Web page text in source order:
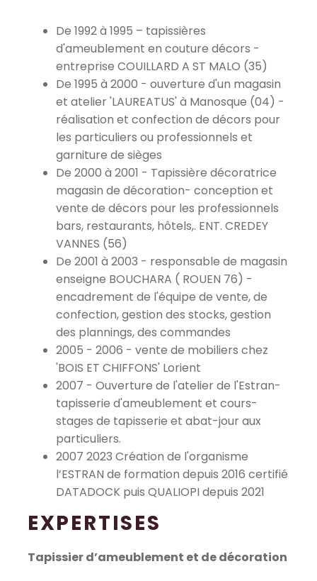
De 1992 à 1995 – tapissières
d'ameublement en couture décors -
entreprise COUILLARD A ST MALO (35)
De 1995 à 2000 - ouverture d'un magasin
et atelier 'LAUREATUS' à Manosque (04) -
réalisation et confection de décors pour
les particuliers ou professionnels et
garniture de sièges
De 2000 à 2001 - Tapissière décoratrice
magasin de décoration- conception et
vente de décors pour les professionnels
bars, restaurants, hôtels,. ENT. CREDEY
VANNES (56)
De 2001 à 2003 - responsable de magasin
enseigne BOUCHARA ( ROUEN 76) -
encadrement de l'équipe de vente, de
confection, gestion des stocks, gestion
des plannings, des commandes
2005 - 2006 - vente de mobiliers chez
'BOIS ET CHIFFONS' Lorient
2007 - Ouverture de l'atelier de l'Estran-
tapisserie d'ameublement et cours-
stages de tapisserie et abat-jour aux
particuliers.
2007 2023 Création de l'organisme
l’ESTRAN de formation depuis 2016 certifié
DATADOCK puis QUALIOPI depuis 2021
EXPERTISES
Tapissier d’ameublement et de décoration